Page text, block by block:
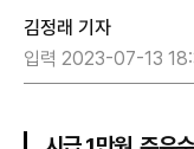
김정래 기자
입력 2023-07-13